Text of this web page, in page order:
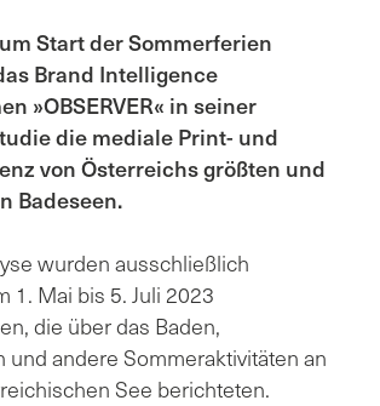
Start der Sommerferien
Brand Intelligence
»OBSERVER« in seiner
die mediale Print- und
von Österreichs größten und
Badeseen.
wurden ausschließlich
1. Mai bis 5. Juli 2023
die über das Baden,
und andere Sommeraktivitäten an
See berichteten.